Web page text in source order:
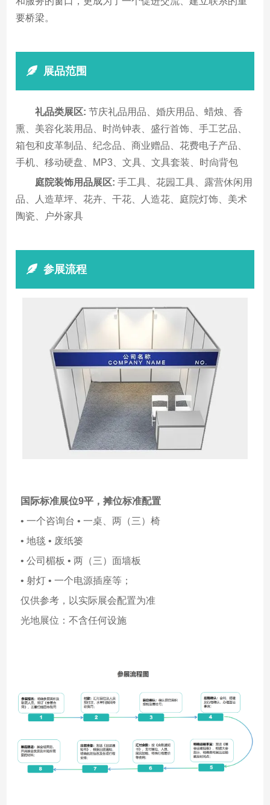
要桥梁。
展品范围
礼品类展区: 节庆礼品用品、婚庆用品、蜡烛、香
熏、美容化装用品、时尚钟表、盛行首饰、手工艺品、
箱包和皮革制品、纪念品、商业赠品、花费电子产品、
手机、移动硬盘、MP3、文具、文具套装、时尙背包
庭院装饰用品展区: 手工具、花园工具、露营休闲用
品、人造草坪、花卉、干花、人造花、庭院灯饰、美术
陶瓷、户外家具
参展流程
国际标准展位9平，摊位标准配置
• 一个咨询台 • 一桌、两（三）椅
• 地毯 • 废纸篓
• 公司楣板 • 两（三）面墙板
• 射灯 • 一个电源插座等；
仅供参考，以实际展会配置为准
光地展位：不含任何设施